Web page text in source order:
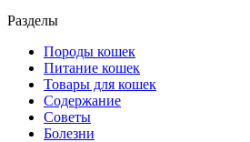
Разделы
Породы кошек
Питание кошек
Товары для кошек
Содержание
Советы
Болезни